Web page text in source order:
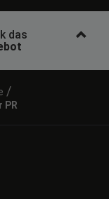
das
/
PR